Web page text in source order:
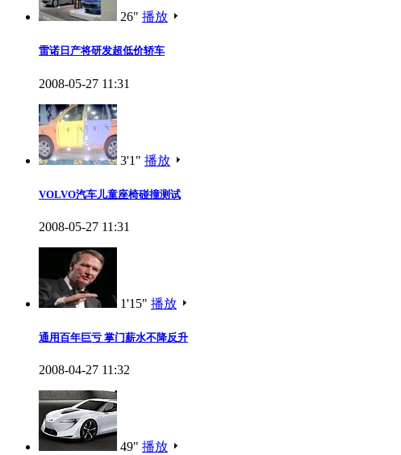
26" 播放
雷诺日产将研发超低价轿车
2008-05-27 11:31
3'1" 播放
VOLVO汽车儿童座椅碰撞测试
2008-05-27 11:31
1'15" 播放
通用百年巨亏 掌门薪水不降反升
2008-04-27 11:32
49" 播放